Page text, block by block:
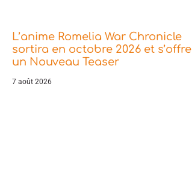
L’anime Romelia War Chronicle
sortira en octobre 2026 et s’offre
un Nouveau Teaser
7 août 2026